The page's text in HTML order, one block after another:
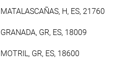
MATALASCAÑAS, H, ES, 21760
GRANADA, GR, ES, 18009
MOTRIL, GR, ES, 18600